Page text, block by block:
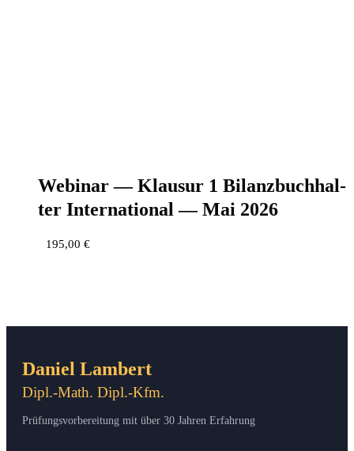
Web­i­nar — Klau­sur 1 Bilanz­buch­hal­
ter Inter­na­tio­nal — Mai 2026
195,00 €
Daniel Lambert
Dipl.-Math. Dipl.-Kfm.
Prüfungsvorbereitung mit über 30 Jahren Erfahrung